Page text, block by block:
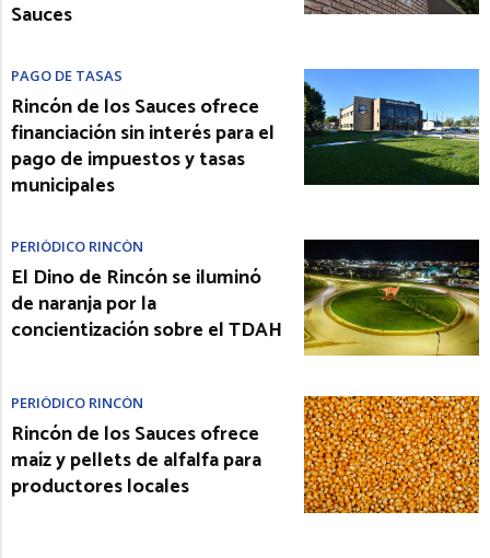
Sauces
PAGO DE TASAS
Rincón de los Sauces ofrece
financiación sin interés para el
pago de impuestos y tasas
municipales
PERIÓDICO RINCÓN
El Dino de Rincón se iluminó
de naranja por la
concientización sobre el TDAH
PERIÓDICO RINCÓN
Rincón de los Sauces ofrece
maíz y pellets de alfalfa para
productores locales